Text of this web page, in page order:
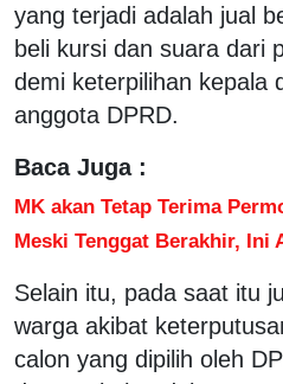
yang terjadi adalah jual
beli kursi dan suara dari
demi keterpilihan kepala
anggota DPRD.
Baca Juga :
MK akan Tetap Terima
Meski Tenggat Berakhir, Ini
Selain itu, pada saat itu
warga akibat
calon yang dipilih oleh